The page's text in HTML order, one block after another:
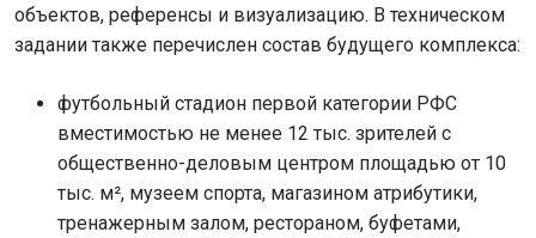
объектов, референсы и визуализацию. В техническом
задании также перечислен состав будущего комплекса:
футбольный стадион первой категории РФС
вместимостью не менее 12 тыс. зрителей с
общественно-деловым центром площадью от 10
тыс. м², музеем спорта, магазином атрибутики,
тренажерным залом, рестораном, буфетами,